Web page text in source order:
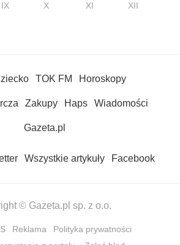
IX X XI XII
TOK FM Horoskopy
Zakupy Haps Wiadomości
Gazeta.pl
Wszystkie artykuły Facebook
© Gazeta.pl sp. z o.o.
Reklama
Polityka prywatności